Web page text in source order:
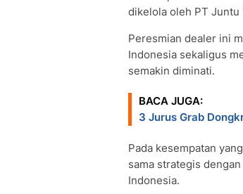
dikelola oleh PT
Peresmian dealer ini
Indonesia sekaligus
semakin diminati.
BACA JUGA:
3 Jurus Grab
Pada kesempatan
sama strategis
Indonesia.